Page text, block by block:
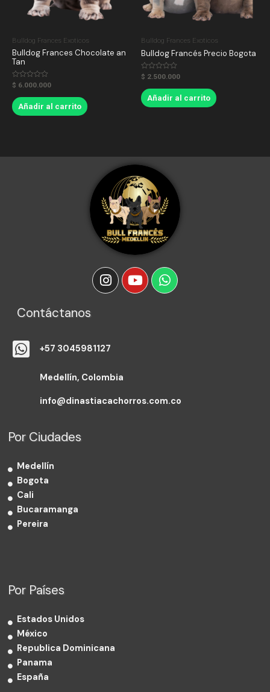
Bulldog Frances Exoticos
Bulldog Frances Chocolate an
Tan
Valorado
en
de
5
$ 6.000.000
Añadir al carrito
Bulldog Frances Exoticos
Bulldog Francés Precio Bogota
Valorado
en
de
5
$ 2.500.000
Añadir al carrito
Contáctanos
+57 3045981127
Medellín, Colombia
info@dinastiacachorros.com.co
Por Ciudades
Medellín
Bogota
Cali
Bucaramanga
Pereira
Por Países
Estados Unidos
México
Republica Dominicana
Panama
España